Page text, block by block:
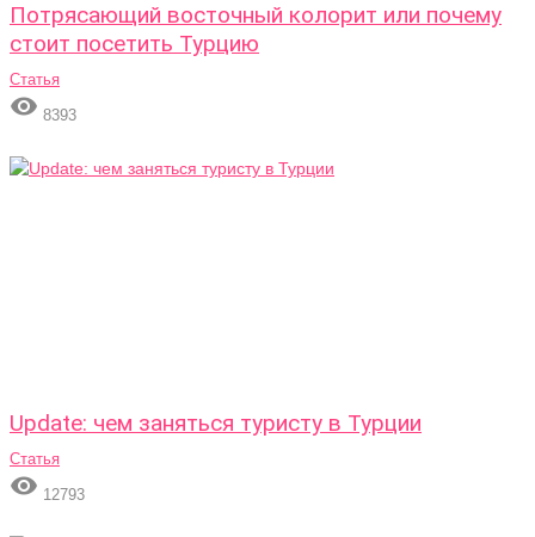
Потрясающий восточный колорит или почему
стоит посетить Турцию
Статья
 8393
Update: чем заняться туристу в Турции
Статья
 12793